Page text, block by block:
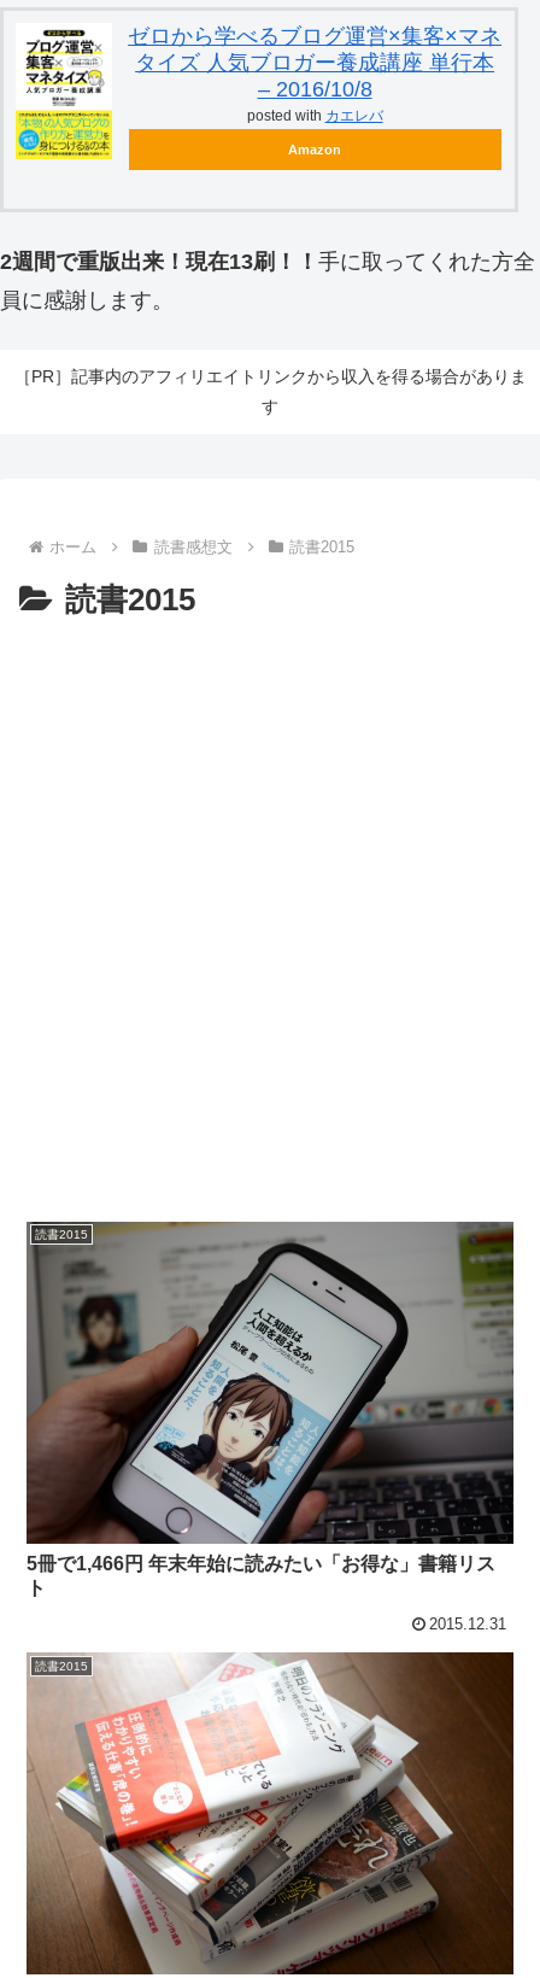
ゼロから学べるブログ運営×集客×マネ
タイズ 人気ブロガー養成講座 単行本
– 2016/10/8
posted with カエレバ
Amazon
2週間で重版出来！現在13刷！！ 手に取ってくれた方全
員に感謝します。
［PR］記事内のアフィリエイトリンクから収入を得る場合がありま
す
ホーム 読書感想文 読書2015
読書2015
読書2015
5冊で1,466円 年末年始に読みたい「お得な」書籍リス
ト
2015.12.31
読書2015